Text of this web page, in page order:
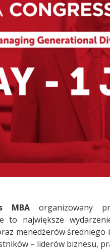
MBA organizowany
to największe
menedżerów
– liderów biznesu,